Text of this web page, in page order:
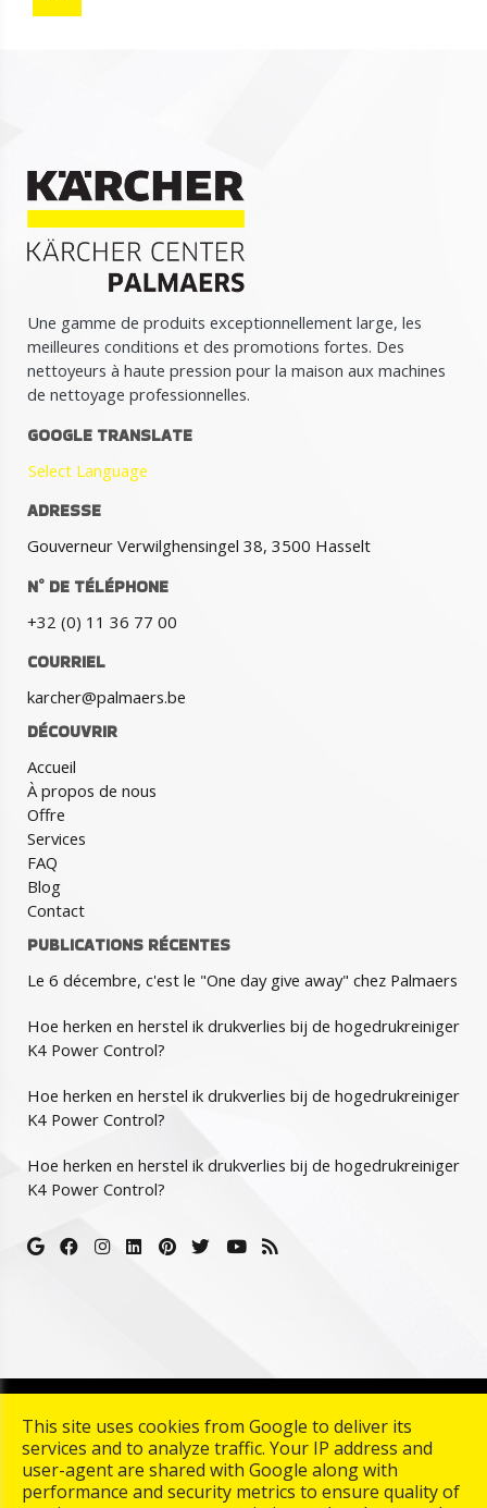
Une gamme de produits exceptionnellement large, les
meilleures conditions et des promotions fortes. Des
nettoyeurs à haute pression pour la maison aux machines
de nettoyage professionnelles.
GOOGLE TRANSLATE
Select Language
ADRESSE
Gouverneur Verwilghensingel 38, 3500 Hasselt
N° DE TÉLÉPHONE
+32 (0) 11 36 77 00
COURRIEL
karcher@palmaers.be
DÉCOUVRIR
Accueil
À propos de nous
Offre
Services
FAQ
Blog
Contact
PUBLICATIONS RÉCENTES
Le 6 décembre, c'est le "One day give away" chez Palmaers
Hoe herken en herstel ik drukverlies bij de hogedrukreiniger
K4 Power Control?
Hoe herken en herstel ik drukverlies bij de hogedrukreiniger
K4 Power Control?
Hoe herken en herstel ik drukverlies bij de hogedrukreiniger
K4 Power Control?
reserved. |Termes et conditions|Privacy & Cookies
TO-DATE WebDesign
This site uses cookies from Google to deliver its
services and to analyze traffic. Your IP address and
user-agent are shared with Google along with
performance and security metrics to ensure quality of